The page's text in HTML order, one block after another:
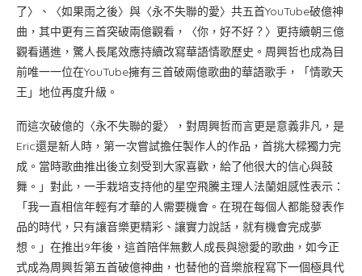
了〉、〈如果雨之後〉與〈永不失聯的愛〉共五首YouTube破億神
曲，其中更有三首突破兩億觀看，〈你，好不好？〉更持續朝三億
觀看邁進，驚人長尾效應持續改寫華語情歌歷史。周興哲也成為目
前唯一一位在YouTube擁有三首破兩億歌曲的華語歌手，「情歌天
王」地位再度升級。
而這次破億的〈永不失聯的愛〉，對周興哲而言更是意義非凡，是
Eric還是新人時，第一次嘗試擔任製作人的作品，首挑大樑獨力完
成。當時歌曲推出後立刻受到大家喜歡，給了他很大的信心與鼓
舞。」對此，一手栽培支持他的星空飛騰主理人法蘭姐感性表示：
「我一直相信年輕有才華的人需要機會。在現在每個人都能發表作
品的時代，只有讓音樂更精彩、讓實力說話，就有機會完成夢
想。」在推出9年後，這首陪伴無數人成長與戀愛的歌曲，如今正
式成為周興哲第五首破億神曲，也替他的音樂旅程寫下一個極具代